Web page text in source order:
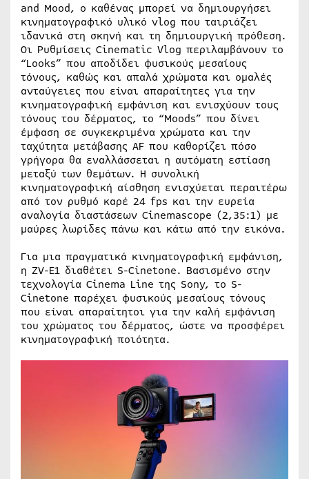
and Mood, ο καθένας μπορεί να δημιουργήσει
κινηματογραφικό υλικό vlog που ταιριάζει
ιδανικά στη σκηνή και τη δημιουργική πρόθεση.
Οι Ρυθμίσεις Cinematic Vlog περιλαμβάνουν το
“Looks” που αποδίδει φυσικούς μεσαίους
τόνους, καθώς και απαλά χρώματα και ομαλές
ανταύγειες που είναι απαραίτητες για την
κινηματογραφική εμφάνιση και ενισχύουν τους
τόνους του δέρματος, το “Moods” που δίνει
έμφαση σε συγκεκριμένα χρώματα και την
ταχύτητα μετάβασης AF που καθορίζει πόσο
γρήγορα θα εναλλάσσεται η αυτόματη εστίαση
μεταξύ των θεμάτων. Η συνολική
κινηματογραφική αίσθηση ενισχύεται περαιτέρω
από τον ρυθμό καρέ 24 fps και την ευρεία
αναλογία διαστάσεων Cinemascope (2,35:1) με
μαύρες λωρίδες πάνω και κάτω από την εικόνα.
Για μια πραγματικά κινηματογραφική εμφάνιση,
η ZV-E1 διαθέτει S-Cinetone. Βασισμένο στην
τεχνολογία Cinema Line της Sony, το S-
Cinetone παρέχει φυσικούς μεσαίους τόνους
που είναι απαραίτητοι για την καλή εμφάνιση
του χρώματος του δέρματος, ώστε να προσφέρει
κινηματογραφική ποιότητα.